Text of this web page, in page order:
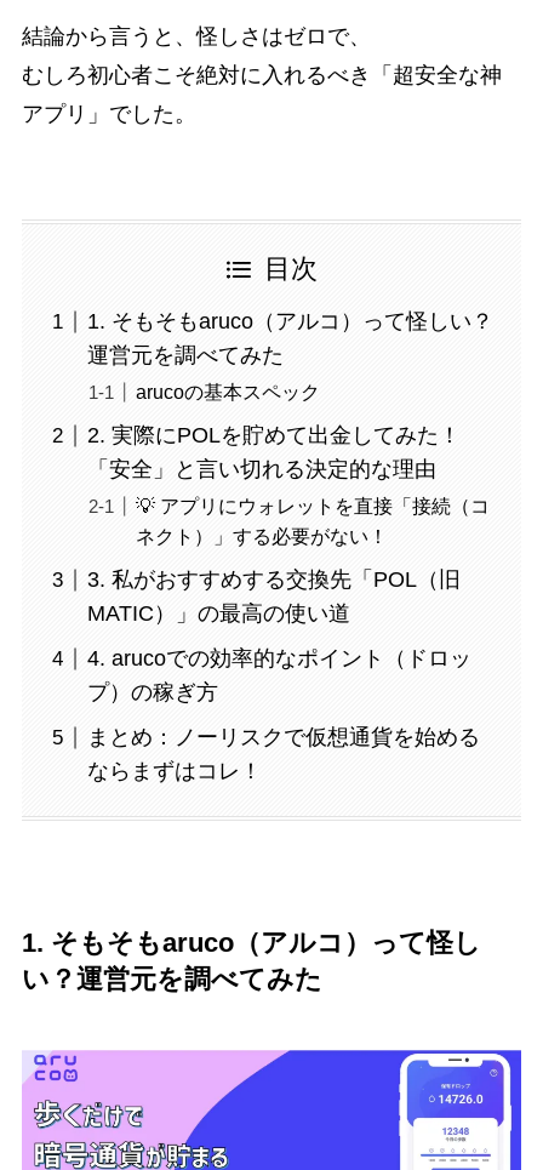
結論から言うと、怪しさはゼロで、
むしろ初心者こそ絶対に入れるべき「超安全な神
アプリ」でした。
目次
1. そもそもaruco（アルコ）って怪しい？
運営元を調べてみた
arucoの基本スペック
2. 実際にPOLを貯めて出金してみた！
「安全」と言い切れる決定的な理由
💡 アプリにウォレットを直接「接続（コ
ネクト）」する必要がない！
3. 私がおすすめする交換先「POL（旧
MATIC）」の最高の使い道
4. arucoでの効率的なポイント（ドロッ
プ）の稼ぎ方
まとめ：ノーリスクで仮想通貨を始める
ならまずはコレ！
1. そもそもaruco（アルコ）って怪し
い？運営元を調べてみた